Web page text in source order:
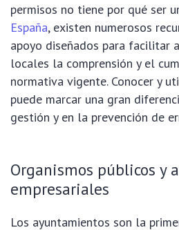
permisos no tiene por qué ser
España, existen numerosos
apoyo diseñados para facilitar
locales la comprensión y el
normativa vigente. Conocer y
puede marcar una gran
gestión y en la prevención de
Organismos públicos y
empresariales
Los ayuntamientos son la